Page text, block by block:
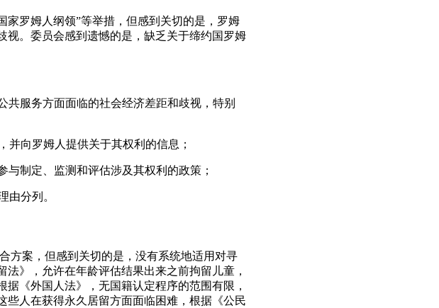
家罗姆人纲领”等举措，但感到关切的是，罗姆
视。委员会感到遗憾的是，缺乏关于缔约国罗姆
共服务方面面临的社会经济差距和歧视，特别
并向罗姆人提供关于其权利的信息；
制定、监测和评估涉及其权利的政策；
由分列。
方案，但感到关切的是，没有系统地适用对寻
》，允许在年龄评估结果出来之前拘留儿童，
《外国人法》，无国籍认定程序的范围有限，
人在获得永久居留方面面临困难，根据《公民